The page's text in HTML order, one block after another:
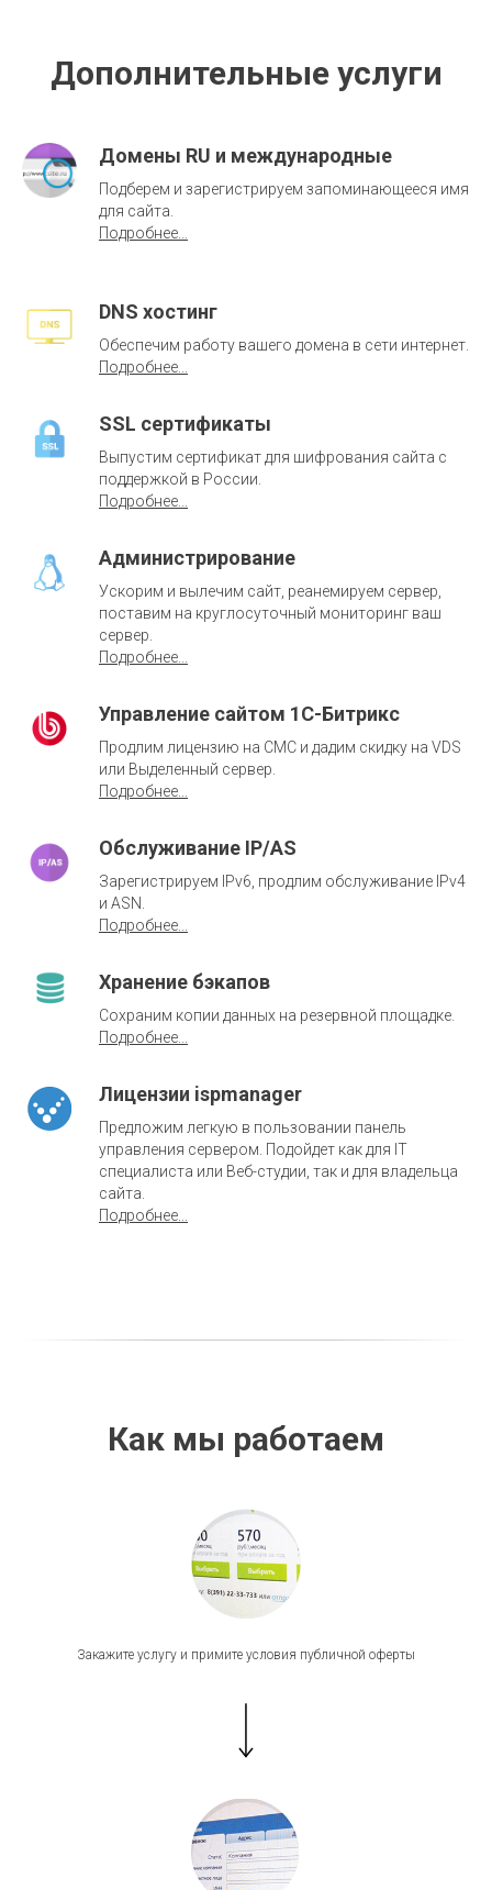
Дополнительные услуги
Домены RU и международные
Подберем и зарегистрируем запоминающееся имя
для сайта.
Подробнее...
DNS хостинг
Обеспечим работу вашего домена в сети интернет.
Подробнее...
SSL сертификаты
Выпустим сертификат для шифрования сайта с
поддержкой в России.
Подробнее...
Администрирование
Ускорим и вылечим сайт, реанемируем сервер,
поставим на круглосуточный мониторинг ваш
сервер.
Подробнее...
Управление сайтом 1С-Битрикс
Продлим лицензию на СМС и дадим скидку на VDS
или Выделенный сервер.
Подробнее...
Обслуживание IP/AS
Зарегистрируем IPv6, продлим обслуживание IPv4
и ASN.
Подробнее...
Хранение бэкапов
Сохраним копии данных на резервной площадке.
Подробнее...
Лицензии ispmanager
Предложим легкую в пользовании панель
управления сервером. Подойдет как для IT
специалиста или Веб-студии, так и для владельца
сайта.
Подробнее...
Как мы работаем
Закажите услугу и примите условия публичной оферты